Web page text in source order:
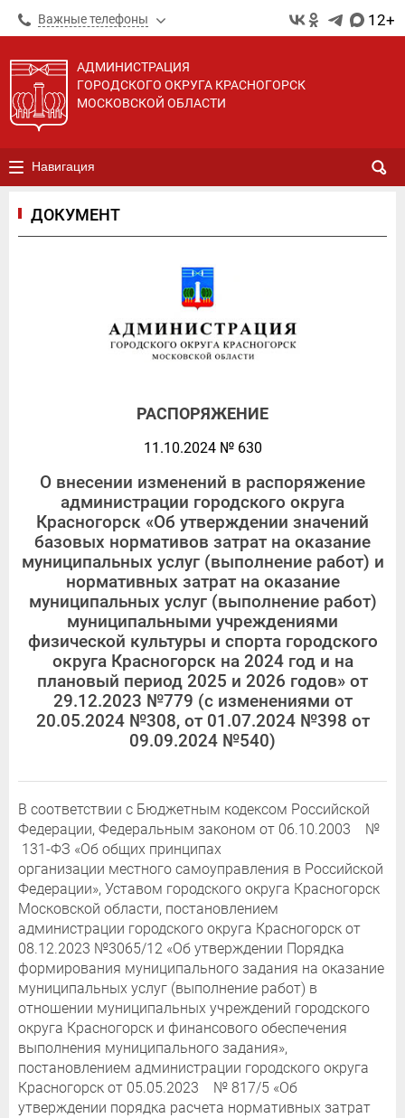
Важные телефоны 12+
АДМИНИСТРАЦИЯ
ГОРОДСКОГО ОКРУГА КРАСНОГОРСК
МОСКОВСКОЙ ОБЛАСТИ
Навигация
ДОКУМЕНТ
РАСПОРЯЖЕНИЕ
11.10.2024 № 630
О внесении изменений в распоряжение
администрации городского округа
Красногорск «Об утверждении значений
базовых нормативов затрат на оказание
муниципальных услуг (выполнение работ) и
нормативных затрат на оказание
муниципальных услуг (выполнение работ)
муниципальными учреждениями
физической культуры и спорта городского
округа Красногорск на 2024 год и на
плановый период 2025 и 2026 годов» от
29.12.2023 №779 (с изменениями от
20.05.2024 №308, от 01.07.2024 №398 от
09.09.2024 №540)
В соответствии с Бюджетным кодексом Российской
Федерации, Федеральным законом от 06.10.2003 №
131-ФЗ «Об общих принципах
организации местного самоуправления в Российской
Федерации», Уставом городского округа Красногорск
Московской области, постановлением
администрации городского округа Красногорск от
08.12.2023 №3065/12 «Об утверждении Порядка
формирования муниципального задания на оказание
муниципальных услуг (выполнение работ) в
отношении муниципальных учреждений городского
округа Красногорск и финансового обеспечения
выполнения муниципального задания»,
постановлением администрации городского округа
Красногорск от 05.05.2023 № 817/5 «Об
утверждении порядка расчета нормативных затрат